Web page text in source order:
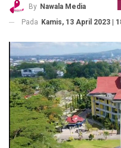
By Nawala Media
Pada Kamis, 13 April 2023 |